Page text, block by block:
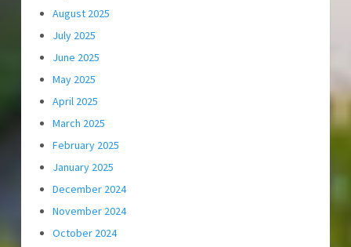
August 2025
July 2025
June 2025
May 2025
April 2025
March 2025
February 2025
January 2025
December 2024
November 2024
October 2024